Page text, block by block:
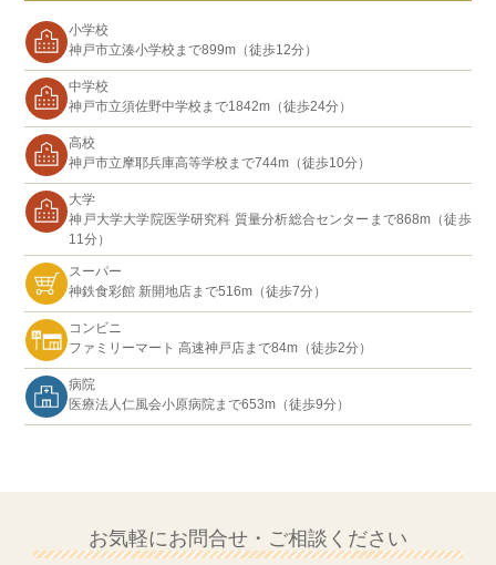
小学校
神戸市立湊小学校まで899m（徒歩12分）
中学校
神戸市立須佐野中学校まで1842m（徒歩24分）
高校
神戸市立摩耶兵庫高等学校まで744m（徒歩10分）
大学
神戸大学大学院医学研究科 質量分析総合センターまで868m（徒歩
11分）
スーパー
神鉄食彩館 新開地店まで516m（徒歩7分）
コンビニ
ファミリーマート 高速神戸店まで84m（徒歩2分）
病院
医療法人仁風会小原病院まで653m（徒歩9分）
お気軽にお問合せ・ご相談ください